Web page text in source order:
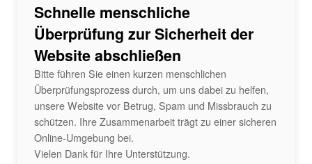
Schnelle menschliche
Überprüfung zur Sicherheit der
Website abschließen
Bitte führen Sie einen kurzen menschlichen
Überprüfungsprozess durch, um uns dabei zu helfen,
unsere Website vor Betrug, Spam und Missbrauch zu
schützen. Ihre Zusammenarbeit trägt zu einer sicheren
Online-Umgebung bei.
Vielen Dank für Ihre Unterstützung.